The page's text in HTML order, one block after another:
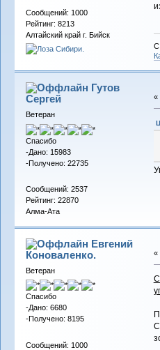
Сообщений: 1000
Рейтинг: 8213
Алтайский край г. Бийск
С
Гутов
Сергей
Ветеран
Спасибо
-Дано: 15983
-Получено: 22735
Сообщений: 2537
Рейтинг: 22870
Алма-Ата
«
Евгений
Коноваленко.
Ветеран
Спасибо
-Дано: 6680
-Получено: 8195
Сообщений: 1000
«
С